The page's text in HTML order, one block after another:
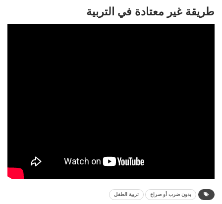
طريقة غير معتادة في التربية
بدون ضرب أو صراخ تربية الطفل